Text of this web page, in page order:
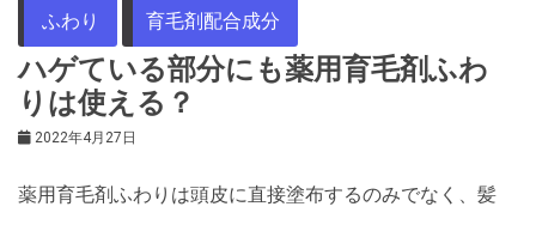
ふわり 育毛剤配合成分
ハゲている部分にも薬用育毛剤ふわ
りは使える？
2022年4月27日
薬用育毛剤ふわりは頭皮に直接塗布するのみでなく、髪